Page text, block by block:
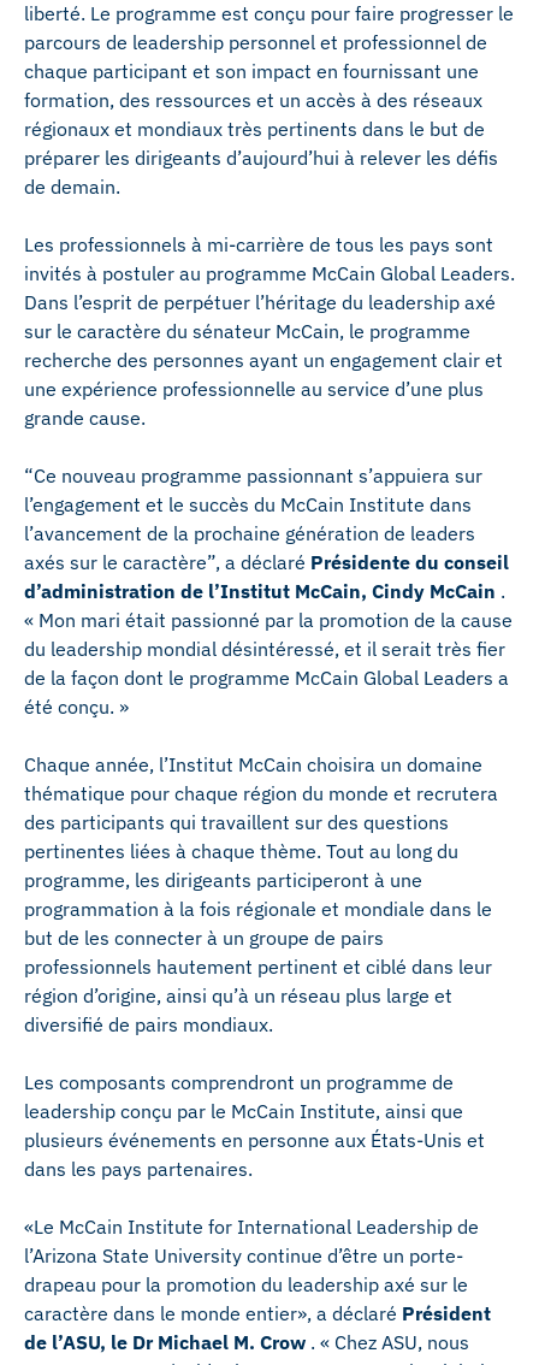
liberté. Le programme est conçu pour faire progresser le
parcours de leadership personnel et professionnel de
chaque participant et son impact en fournissant une
formation, des ressources et un accès à des réseaux
régionaux et mondiaux très pertinents dans le but de
préparer les dirigeants d’aujourd’hui à relever les défis
de demain.
Les professionnels à mi-carrière de tous les pays sont
invités à postuler au programme McCain Global Leaders.
Dans l’esprit de perpétuer l’héritage du leadership axé
sur le caractère du sénateur McCain, le programme
recherche des personnes ayant un engagement clair et
une expérience professionnelle au service d’une plus
grande cause.
“Ce nouveau programme passionnant s’appuiera sur
l’engagement et le succès du McCain Institute dans
l’avancement de la prochaine génération de leaders
axés sur le caractère”, a déclaré Présidente du conseil
d’administration de l’Institut McCain, Cindy McCain .
« Mon mari était passionné par la promotion de la cause
du leadership mondial désintéressé, et il serait très fier
de la façon dont le programme McCain Global Leaders a
été conçu. »
Chaque année, l’Institut McCain choisira un domaine
thématique pour chaque région du monde et recrutera
des participants qui travaillent sur des questions
pertinentes liées à chaque thème. Tout au long du
programme, les dirigeants participeront à une
programmation à la fois régionale et mondiale dans le
but de les connecter à un groupe de pairs
professionnels hautement pertinent et ciblé dans leur
région d’origine, ainsi qu’à un réseau plus large et
diversifié de pairs mondiaux.
Les composants comprendront un programme de
leadership conçu par le McCain Institute, ainsi que
plusieurs événements en personne aux États-Unis et
dans les pays partenaires.
«Le McCain Institute for International Leadership de
l’Arizona State University continue d’être un porte-
drapeau pour la promotion du leadership axé sur le
caractère dans le monde entier», a déclaré Président
de l’ASU, le Dr Michael M. Crow . « Chez ASU, nous